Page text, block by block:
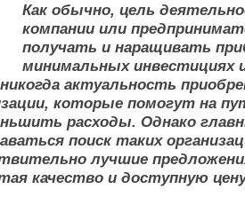
Как обычно, цель
компании или
получать и наращивать
минимальных инвестициях
актуальность
которые помогут на
расходы. Однако
поиск таких
лучшие
качество и доступную